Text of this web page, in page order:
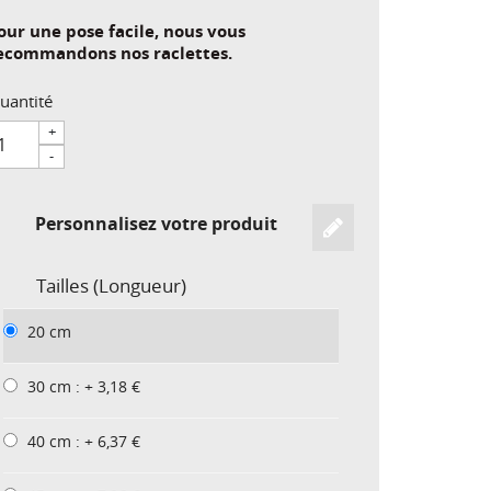
une pose facile, nous vous
nos raclettes.
+
-
Personnalisez votre produit
Tailles (Longueur)
20 cm
30 cm : + 3,18 €
40 cm : + 6,37 €